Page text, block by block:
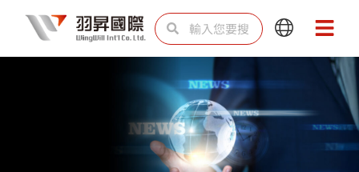
主
搜
尋 尋
Main
Menu
Main
Menu